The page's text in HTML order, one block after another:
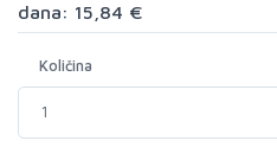
dana: 15,84 €
Količina